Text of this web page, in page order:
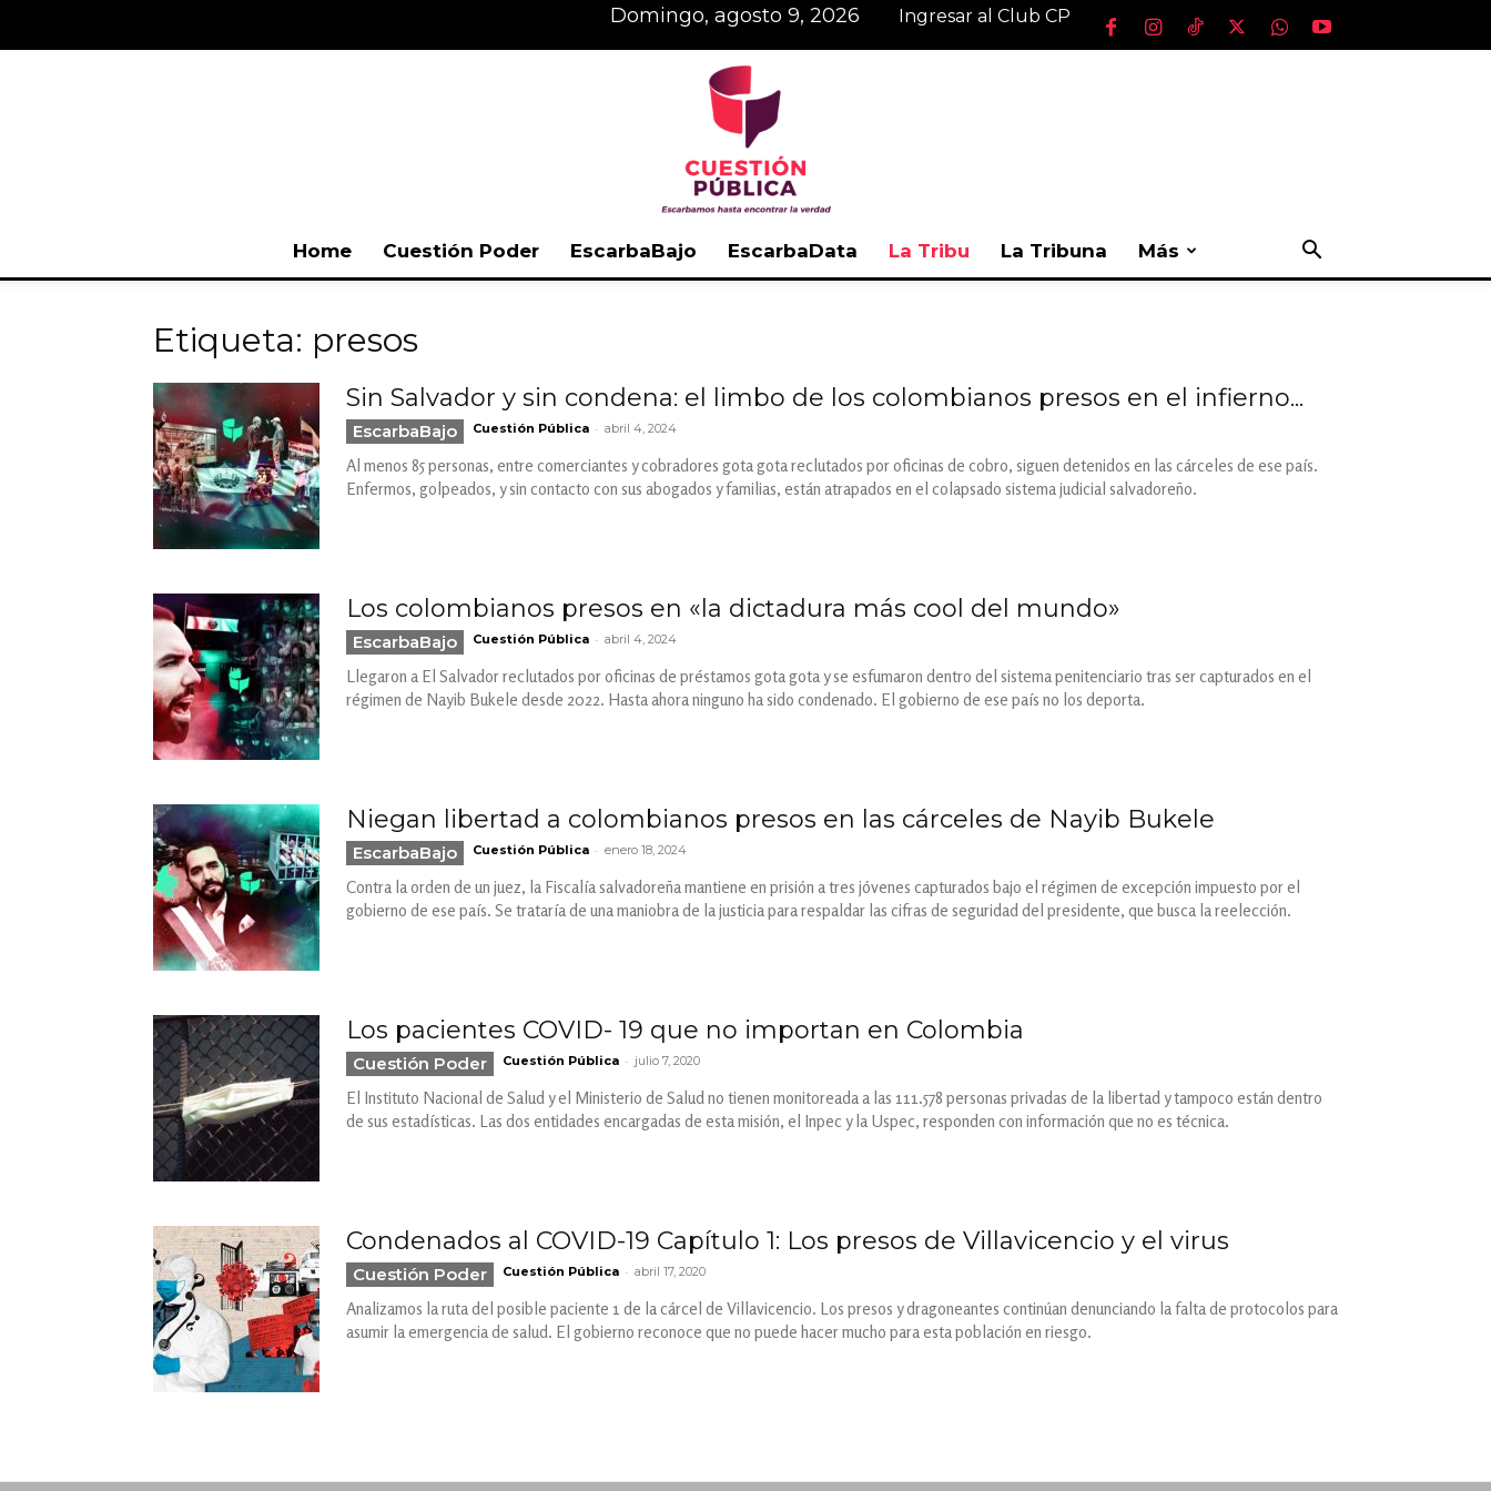
domingo, agosto 9, 2026 Ingresar al Club CP
Home Cuestión Poder EscarbaBajo EscarbaData La Tribu La Tribuna Más
Etiqueta: presos
Sin Salvador y sin condena: el limbo de los colombianos presos en el infierno...
EscarbaBajo Cuestión Pública - abril 4, 2024
Al menos 85 personas, entre comerciantes y cobradores gota gota reclutados por oficinas de cobro, siguen detenidos en las cárceles de ese país.
Enfermos, golpeados, y sin contacto con sus abogados y familias, están atrapados en el colapsado sistema judicial salvadoreño.
Los colombianos presos en «la dictadura más cool del mundo»
EscarbaBajo Cuestión Pública - abril 4, 2024
Llegaron a El Salvador reclutados por oficinas de préstamos gota gota y se esfumaron dentro del sistema penitenciario tras ser capturados en el
régimen de Nayib Bukele desde 2022. Hasta ahora ninguno ha sido condenado. El gobierno de ese país no los deporta.
Niegan libertad a colombianos presos en las cárceles de Nayib Bukele
EscarbaBajo Cuestión Pública - enero 18, 2024
Contra la orden de un juez, la Fiscalía salvadoreña mantiene en prisión a tres jóvenes capturados bajo el régimen de excepción impuesto por el
gobierno de ese país. Se trataría de una maniobra de la justicia para respaldar las cifras de seguridad del presidente, que busca la reelección.
Los pacientes COVID- 19 que no importan en Colombia
Cuestión Poder Cuestión Pública - julio 7, 2020
El Instituto Nacional de Salud y el Ministerio de Salud no tienen monitoreada a las 111.578 personas privadas de la libertad y tampoco están dentro
de sus estadísticas. Las dos entidades encargadas de esta misión, el Inpec y la Uspec, responden con información que no es técnica.
Condenados al COVID-19 Capítulo 1: Los presos de Villavicencio y el virus
Cuestión Poder Cuestión Pública - abril 17, 2020
Analizamos la ruta del posible paciente 1 de la cárcel de Villavicencio. Los presos y dragoneantes continúan denunciando la falta de protocolos para
asumir la emergencia de salud. El gobierno reconoce que no puede hacer mucho para esta población en riesgo.